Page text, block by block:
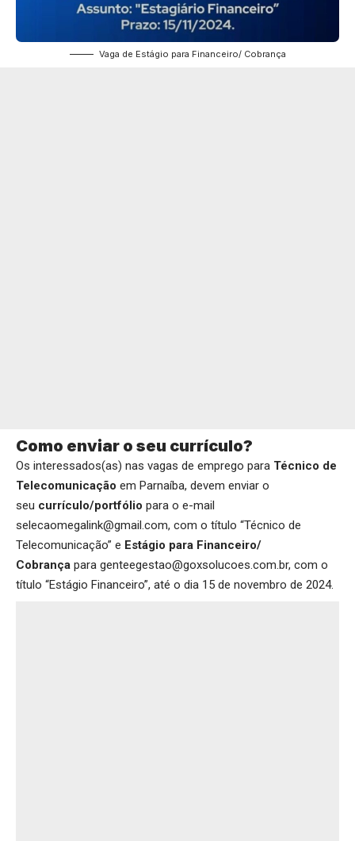
Vaga de Estágio para Financeiro/ Cobrança
Como enviar o seu currículo?
Os interessados(as) nas vagas de emprego para Técnico de
Telecomunicação em Parnaíba, devem enviar o
seu currículo/portfólio para o e-mail
selecaomegalink@gmail.com, com o título “Técnico de
Telecomunicação” e Estágio para Financeiro/
Cobrança para genteegestao@goxsolucoes.com.br, com o
título “Estágio Financeiro”, até o dia 15 de novembro de 2024.